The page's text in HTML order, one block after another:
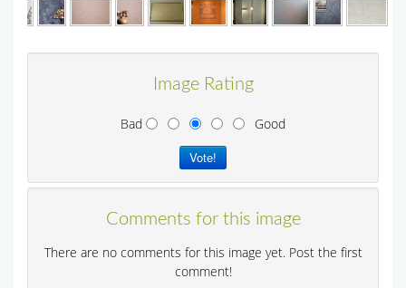
Image Rating
Bad Good
Comments for this image
There are no comments for this image yet. Post the first
comment!